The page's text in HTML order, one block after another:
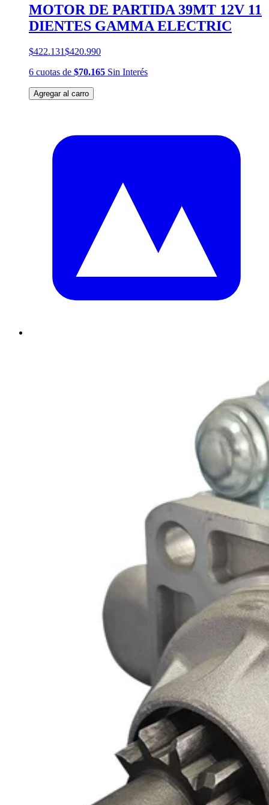
MOTOR DE PARTIDA 39MT 12V 11
DIENTES GAMMA ELECTRIC
$422.131$420.990
6 cuotas de $70.165 Sin Interés
Agregar al carro